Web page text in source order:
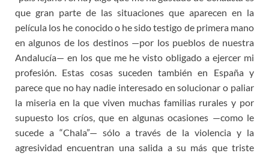
que gran parte de las situaciones que aparecen en la
película los he conocido o he sido testigo de primera mano
en algunos de los destinos —por los pueblos de nuestra
Andalucía— en los que me he visto obligado a ejercer mi
profesión. Estas cosas suceden también en España y
parece que no hay nadie interesado en solucionar o paliar
la miseria en la que viven muchas familias rurales y por
supuesto los críos, que en algunas ocasiones —como le
sucede a “Chala”— sólo a través de la violencia y la
agresividad encuentran una salida a su más que triste